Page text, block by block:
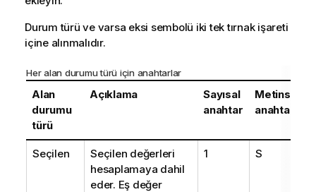
Durum türü ve varsa eksi sembolü iki tek tırnak işareti
içine alınmalıdır.
Her alan durumu türü için anahtarlar
Alan
durumu
türü
Açıklama
Sayısal
anahtar
Metinsel
anahtar
Seçilen
Seçilen değerleri
hesaplamaya dahil
eder. Eş değer
1 S